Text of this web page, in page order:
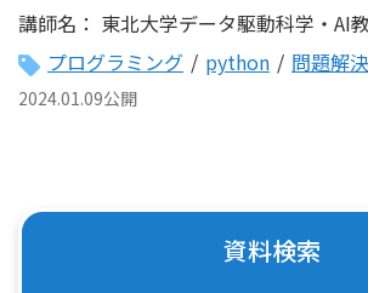
講師名： 東北大学データ駆動科学・AI
プログラミング / python / 問題解決
2024.01.09公開
資料検索